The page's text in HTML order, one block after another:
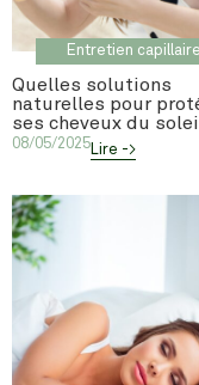
Entretien capillaire
Quelles solutions
naturelles pour
ses cheveux du
08/05/2025Lire ->